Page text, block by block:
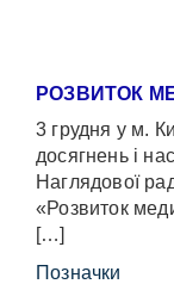
РОЗВИТОК
3 грудня у м.
досягнень і
Наглядової
«Розвиток
[…]
Позначки